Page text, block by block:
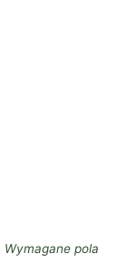
Wymagane pola